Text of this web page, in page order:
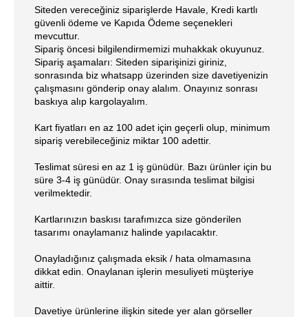
Siteden vereceğiniz siparişlerde Havale, Kredi kartlı
güvenli ödeme ve Kapıda Ödeme seçenekleri
mevcuttur.
Sipariş öncesi bilgilendirmemizi muhakkak okuyunuz.
Sipariş aşamaları: Siteden siparişinizi giriniz,
sonrasında biz whatsapp üzerinden size davetiyenizin
çalışmasını gönderip onay alalım. Onayınız sonrası
baskıya alıp kargolayalım.
Kart fiyatları en az 100 adet için geçerli olup, minimum
sipariş verebileceğiniz miktar 100 adettir.
Teslimat süresi en az 1 iş günüdür. Bazı ürünler için bu
süre 3-4 iş günüdür. Onay sırasında teslimat bilgisi
verilmektedir.
Kartlarınızın baskısı tarafımızca size gönderilen
tasarımı onaylamanız halinde yapılacaktır.
Onayladığınız çalışmada eksik / hata olmamasına
dikkat edin. Onaylanan işlerin mesuliyeti müşteriye
aittir.
Davetiye ürünlerine ilişkin sitede yer alan görseller